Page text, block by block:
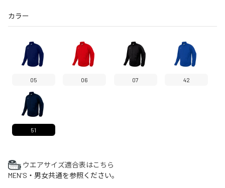
カラー
05 06 07 42
51
ウエアサイズ適合表はこちら
MEN'S・男女共通を参照ください。